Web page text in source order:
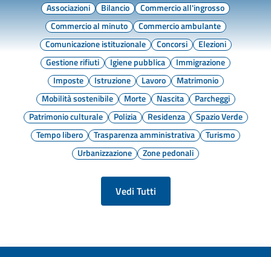
Associazioni
Bilancio
Commercio all'ingrosso
Commercio al minuto
Commercio ambulante
Comunicazione istituzionale
Concorsi
Elezioni
Gestione rifiuti
Igiene pubblica
Immigrazione
Imposte
Istruzione Lavoro
Matrimonio
Mobilità sostenibile
Morte Nascita
Parcheggi
Patrimonio culturale
Polizia Residenza
Spazio Verde
Tempo libero
Trasparenza amministrativa
Turismo
Urbanizzazione
Zone pedonali
Vedi Tutti